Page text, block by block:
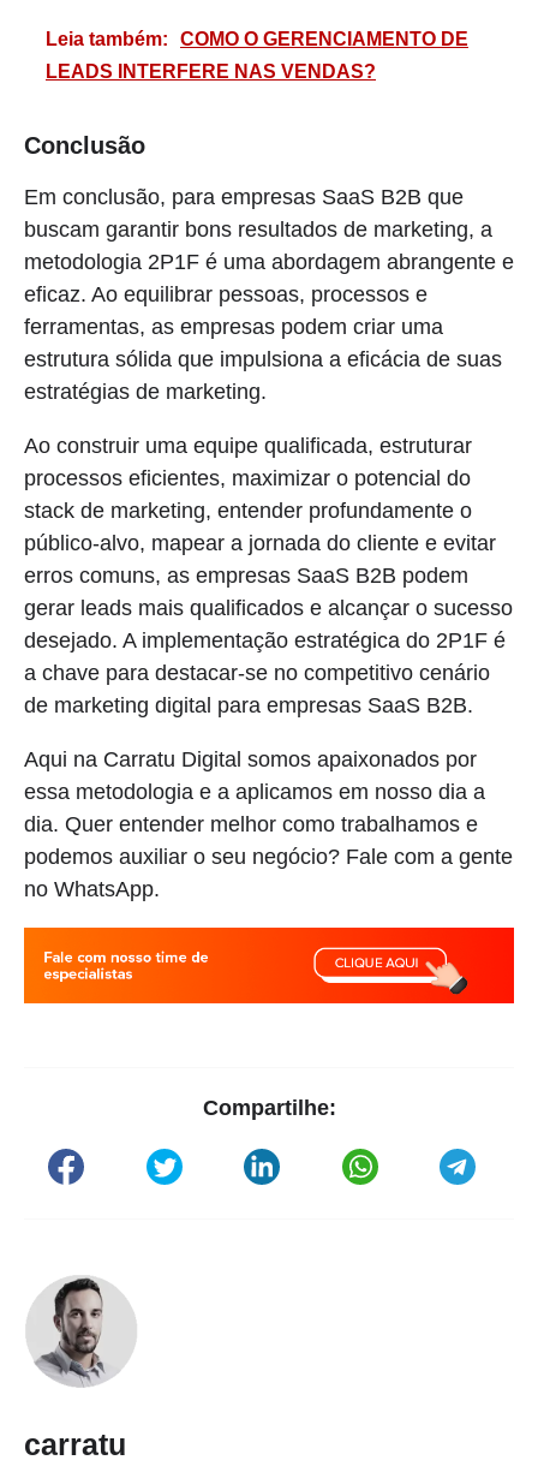
Leia também:
COMO O GERENCIAMENTO DE
LEADS INTERFERE NAS VENDAS?
Conclusão
Em conclusão, para empresas SaaS B2B que
buscam garantir bons resultados de marketing, a
metodologia 2P1F é uma abordagem abrangente e
eficaz. Ao equilibrar pessoas, processos e
ferramentas, as empresas podem criar uma
estrutura sólida que impulsiona a eficácia de suas
estratégias de marketing.
Ao construir uma equipe qualificada, estruturar
processos eficientes, maximizar o potencial do
stack de marketing, entender profundamente o
público-alvo, mapear a jornada do cliente e evitar
erros comuns, as empresas SaaS B2B podem
gerar leads mais qualificados e alcançar o sucesso
desejado. A implementação estratégica do 2P1F é
a chave para destacar-se no competitivo cenário
de marketing digital para empresas SaaS B2B.
Aqui na Carratu Digital somos apaixonados por
essa metodologia e a aplicamos em nosso dia a
dia. Quer entender melhor como trabalhamos e
podemos auxiliar o seu negócio? Fale com a gente
no WhatsApp.
Compartilhe:
carratu